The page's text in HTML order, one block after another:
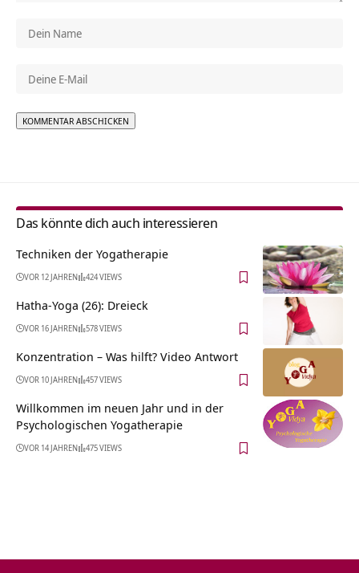
Das könnte dich auch interessieren
Techniken der Yogatherapie
VOR 12 JAHREN 424 VIEWS
Hatha-Yoga (26): Dreieck
VOR 16 JAHREN 578 VIEWS
Konzentration – Was hilft? Video Antwort
VOR 10 JAHREN 457 VIEWS
Willkommen im neuen Jahr und in der
Psychologischen Yogatherapie
VOR 14 JAHREN 475 VIEWS